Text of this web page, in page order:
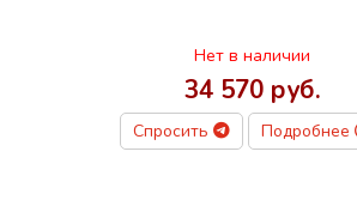
Нет в наличии
34 570 руб.
Спросить Подробнее